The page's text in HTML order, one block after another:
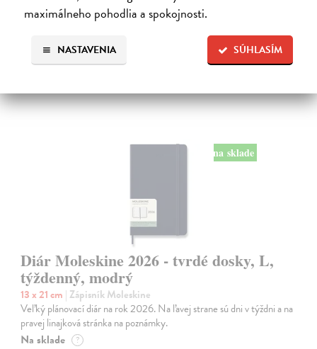
maximálneho pohodlia a spokojnosti.
SÚHLASÍM
NASTAVENIA
na sklade
Diár Moleskine 2026 - tvrdé dosky, L,
týždenný, modrý
13 x 21 cm | Zápisník Moleskine
Veľký plánovací diár na rok 2026. Na ľavej strane sú dni v týždni a na
pravej linajková stránka na poznámky.
Na sklade ?